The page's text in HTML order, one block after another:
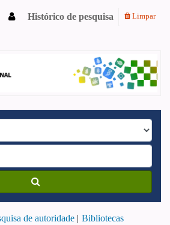
Histórico de pesquisa Limpar
de autoridade Bibliotecas